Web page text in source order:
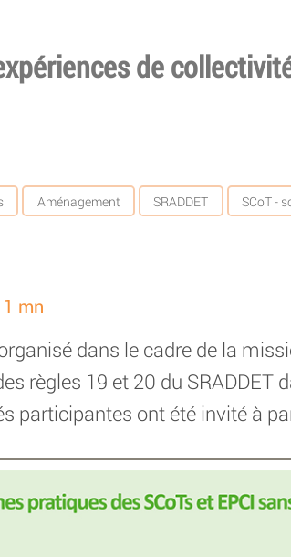
de
Aménagement SRADDET SCoT -
mn
dans le cadre de la
règles 19 et 20 du SRADDET
participantes ont été invité à